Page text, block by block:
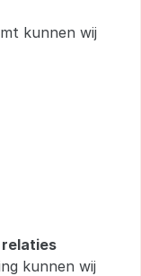
kunnen wij
relaties
kunnen wij